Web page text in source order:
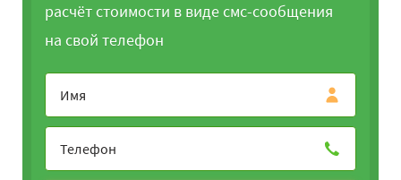
расчёт стоимости в виде смс-сообщения
на свой телефон